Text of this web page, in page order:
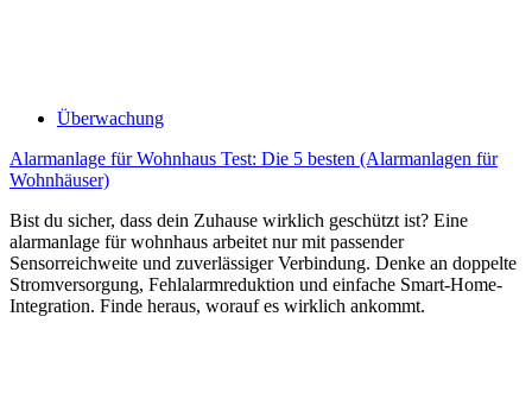
Überwachung
Alarmanlage für Wohnhaus Test: Die 5 besten (Alarmanlagen für
Wohnhäuser)
Bist du sicher, dass dein Zuhause wirklich geschützt ist? Eine
alarmanlage für wohnhaus arbeitet nur mit passender
Sensorreichweite und zuverlässiger Verbindung. Denke an doppelte
Stromversorgung, Fehlalarmreduktion und einfache Smart-Home-
Integration. Finde heraus, worauf es wirklich ankommt.